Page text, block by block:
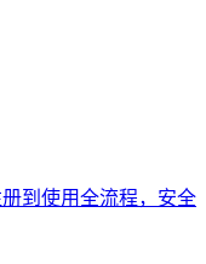
到使用全流程，安全